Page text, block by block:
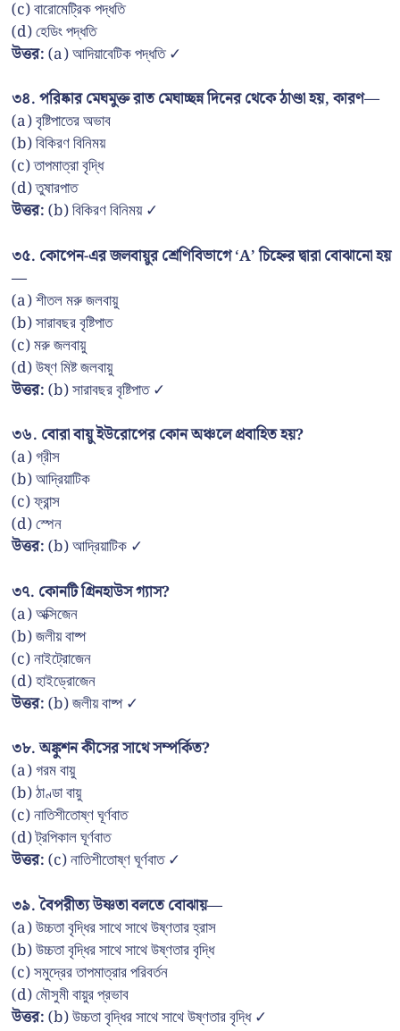
(c) বারোমেট্রিক পদ্ধতি
(d) হেডিং পদ্ধতি
উত্তর:(a) আদিয়াবেটিক পদ্ধতি ✓
৩৪. পরিষ্কার মেঘমুক্ত রাত মেঘাচ্ছন্ন দিনের থেকে ঠাণ্ডা হয়, কারণ—
(a) বৃষ্টিপাতের অভাব
(b) বিকিরণ বিনিময়
(c) তাপমাত্রা বৃদ্ধি
(d) তুষারপাত
উত্তর:(b) বিকিরণ বিনিময় ✓
৩৫. কোপেন-এর জলবায়ুর শ্রেণিবিভাগে ‘A’ চিহ্নের দ্বারা বোঝানো হয়
—
(a) শীতল মরু জলবায়ু
(b) সারাবছর বৃষ্টিপাত
(c) মরু জলবায়ু
(d) উষ্ণ মিষ্ট জলবায়ু
উত্তর:(b) সারাবছর বৃষ্টিপাত ✓
৩৬. বোরা বায়ু ইউরোপের কোন অঞ্চলে প্রবাহিত হয়?
(a) গ্রীস
(b) আদ্রিয়াটিক
(c) ফ্রান্স
(d) স্পেন
উত্তর:(b) আদ্রিয়াটিক ✓
৩৭. কোনটি গ্রিনহাউস গ্যাস?
(a) অক্সিজেন
(b) জলীয় বাষ্প
(c) নাইট্রোজেন
(d) হাইড্রোজেন
উত্তর:(b) জলীয় বাষ্প ✓
৩৮. অঙ্কুশন কীসের সাথে সম্পর্কিত?
(a) গরম বায়ু
(b) ঠাণ্ডা বায়ু
(c) নাতিশীতোষ্ণ ঘূর্ণবাত
(d) ট্রপিকাল ঘূর্ণবাত
উত্তর:(c) নাতিশীতোষ্ণ ঘূর্ণবাত ✓
৩৯. বৈপরীত্য উষ্ণতা বলতে বোঝায়—
(a) উচ্চতা বৃদ্ধির সাথে সাথে উষ্ণতার হ্রাস
(b) উচ্চতা বৃদ্ধির সাথে সাথে উষ্ণতার বৃদ্ধি
(c) সমুদ্রের তাপমাত্রার পরিবর্তন
(d) মৌসুমী বায়ুর প্রভাব
উত্তর:(b) উচ্চতা বৃদ্ধির সাথে সাথে উষ্ণতার বৃদ্ধি ✓